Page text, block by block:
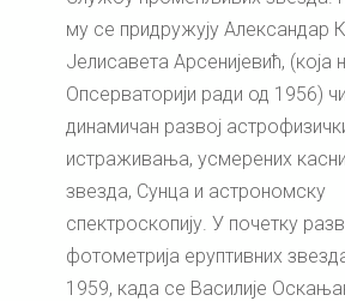
му се придружују Александар
Јелисавета Арсенијевић, (која
Опсерваторији ради од 1956)
динамичан развој
истраживања, усмерених
звезда, Сунца и астрономску
спектроскопију. У почетку
фотометрија еруптивних
1959, када се Василије